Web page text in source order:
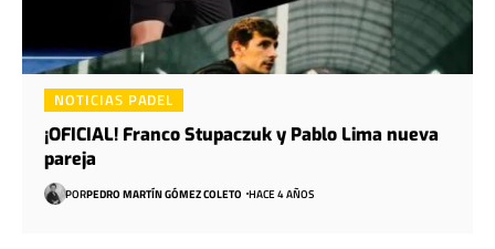
NOTICIAS PADEL
¡OFICIAL! Franco Stupaczuk y Pablo Lima nueva
pareja
PORPEDRO MARTÍN GÓMEZ COLETO HACE 4 AÑOS